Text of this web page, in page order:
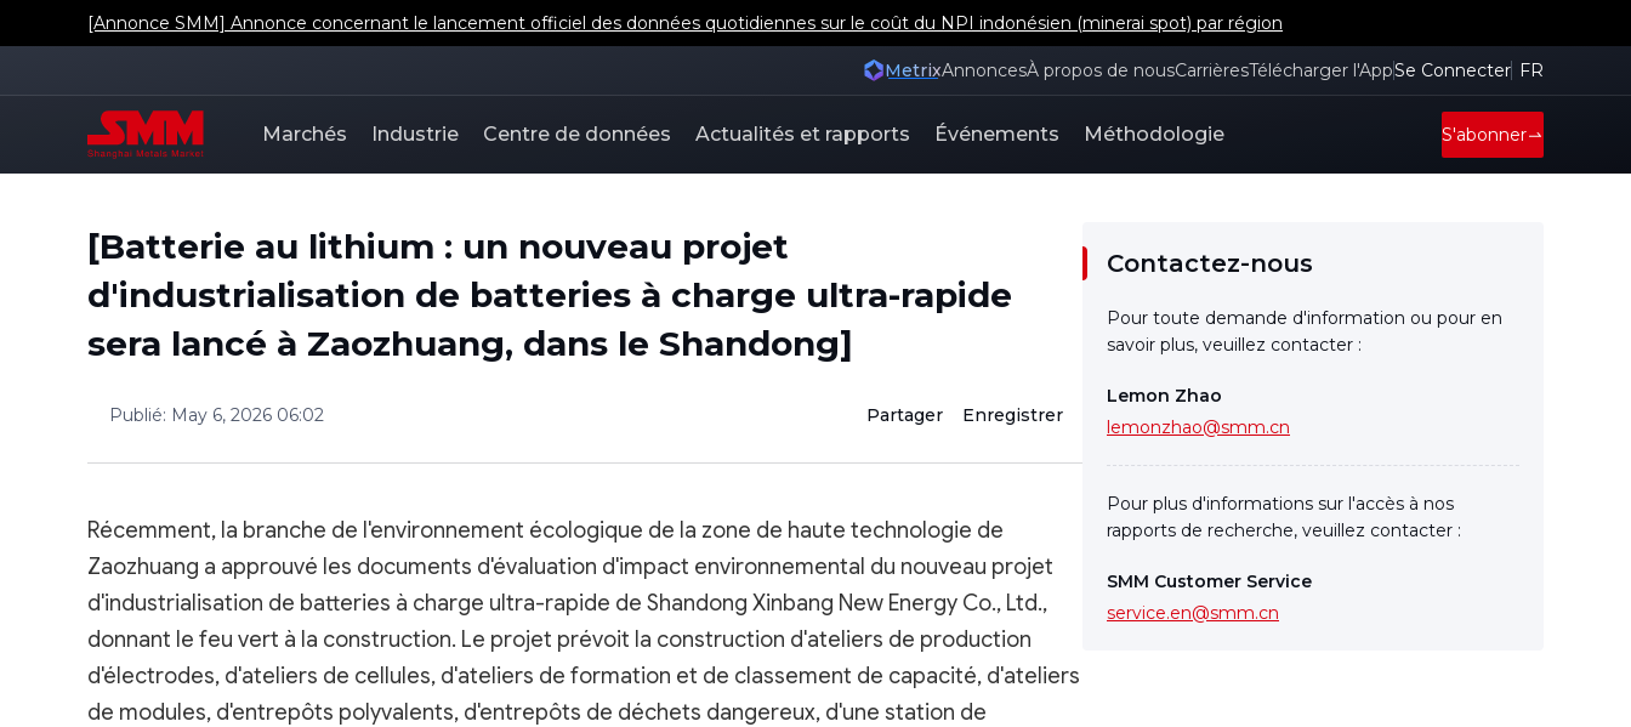
[Annonce SMM] Annonce concernant le lancement officiel des données quotidiennes sur le coût du NPI indonésien (minerai spot) par région
MetrixAnnoncesÀ propos de nousCarrièresTélécharger l'AppSe Connecter FR
Marchés Industrie Centre de données Actualités et rapports Événements Méthodologie S'abonner
[Batterie au lithium : un nouveau projet
d'industrialisation de batteries à charge ultra-rapide
sera lancé à Zaozhuang, dans le Shandong]
Publié: May 6, 2026 06:02 Partager Enregistrer
Récemment, la branche de l'environnement écologique de la zone de haute technologie de
Zaozhuang a approuvé les documents d'évaluation d'impact environnemental du nouveau projet
d'industrialisation de batteries à charge ultra-rapide de Shandong Xinbang New Energy Co., Ltd.,
donnant le feu vert à la construction. Le projet prévoit la construction d'ateliers de production
d'électrodes, d'ateliers de cellules, d'ateliers de formation et de classement de capacité, d'ateliers
de modules, d'entrepôts polyvalents, d'entrepôts de déchets dangereux, d'une station de
Contactez-nous
Pour toute demande d'information ou pour en
savoir plus, veuillez contacter :
Lemon Zhao
lemonzhao@smm.cn
Pour plus d'informations sur l'accès à nos
rapports de recherche, veuillez contacter :
SMM Customer Service
service.en@smm.cn